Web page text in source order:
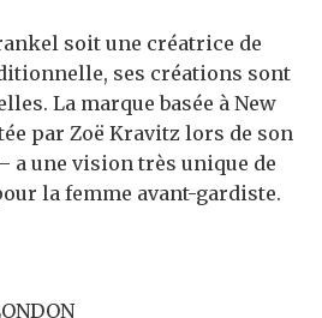
soit une créatrice de
ses créations sont
La marque basée à New
par Zoë Kravitz lors de son
a une vision très unique de
la femme avant-gardiste.